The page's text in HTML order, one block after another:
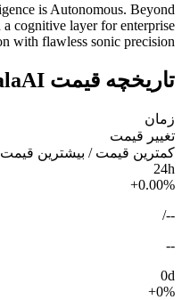
is Autonomous. Beyond
cognitive layer for enterprise
with flawless sonic precision.
تاریخچه قیمت ScalaAI
زمان
تغییر قیمت
کمترین قیمت / بیشترین قیمت
24h
+0.00%
--
/
--
0d
+0%